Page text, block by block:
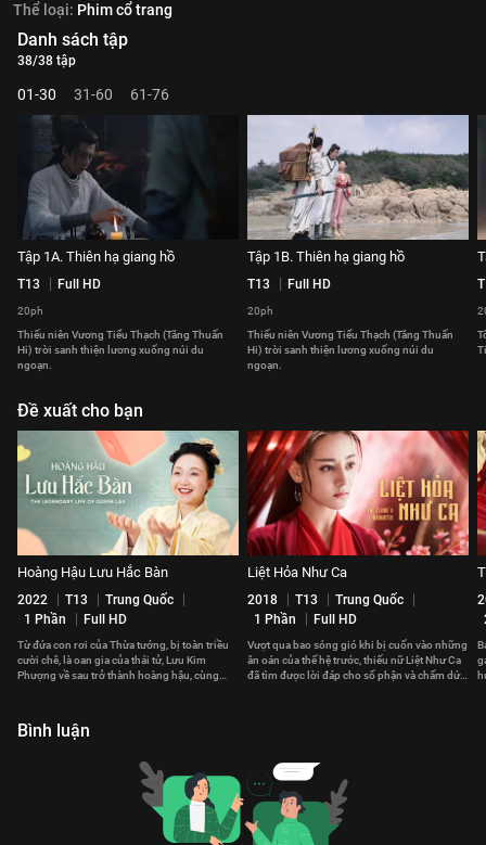
Thể loại: Phim cổ trang
Danh sách tập
38/38 tập
01-30 31-60 61-76
Tập 1A. Thiên hạ giang hồ
T13 Full HD
20ph
Thiếu niên Vương Tiểu Thạch (Tăng Thuấn
Hi) trời sanh thiện lương xuống núi du
ngoạn.
Tập 1B. Thiên hạ giang hồ
T13 Full HD
20ph
Thiếu niên Vương Tiểu Thạch (Tăng Thuấn
Hi) trời sanh thiện lương xuống núi du
ngoạn.
Đề xuất cho bạn
Hoàng Hậu Lưu Hắc Bàn
2022 T13
Trung Quốc
1 Phần
Full HD
Từ đứa con rơi của Thừa tướng, bị toàn triều
cười chê, là oan gia của thái tử, Lưu Kim
Phượng về sau trở thành hoàng hậu, cùng
Liệt Hỏa Như Ca
2018 T13
Trung Quốc
1 Phần
Full HD
Vượt qua bao sóng gió khi bị cuốn vào những
ân oán của thế hệ trước, thiếu nữ Liệt Như Ca
đã tìm được lời đáp cho số phận và chấm dứt
Bình luận